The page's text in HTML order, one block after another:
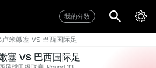
我的分数
卢米嫩塞 VS 巴西国际足
塞 VS 巴西国际足